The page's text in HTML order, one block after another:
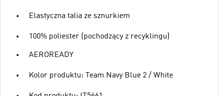
Elastyczna talia ze sznurkiem
100% poliester (pochodzący z recyklingu)
AEROREADY
Kolor produktu: Team Navy Blue 2 / White